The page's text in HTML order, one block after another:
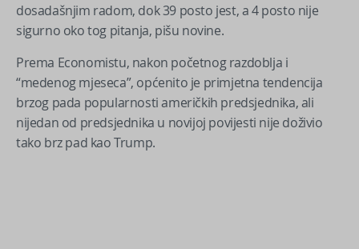
dosadašnjim radom, dok 39 posto jest, a 4 posto nije
sigurno oko tog pitanja, pišu novine.
Prema Economistu, nakon početnog razdoblja i
“medenog mjeseca”, općenito je primjetna tendencija
brzog pada popularnosti američkih predsjednika, ali
nijedan od predsjednika u novijoj povijesti nije doživio
tako brz pad kao Trump.